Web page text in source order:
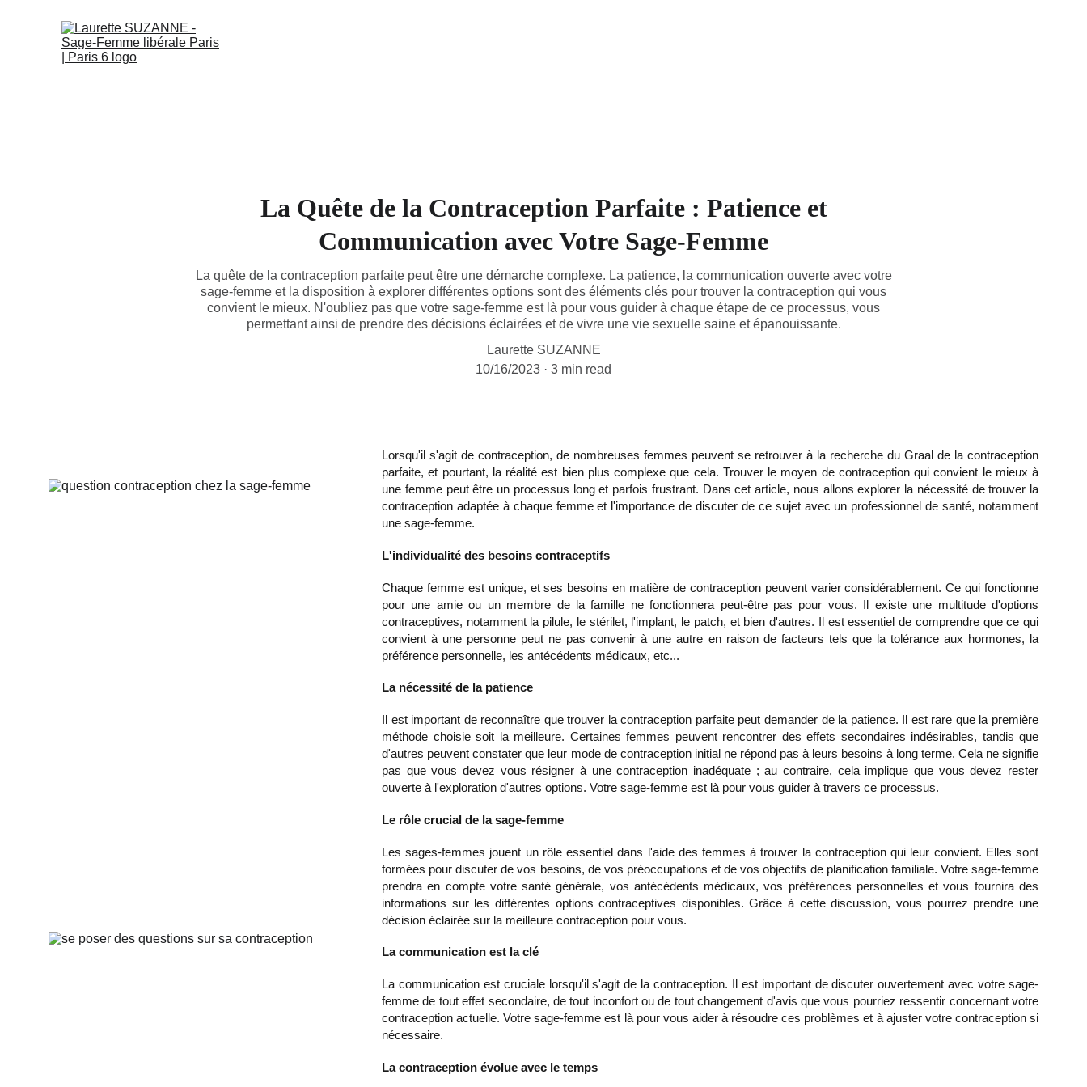
La Quête de la Contraception Parfaite : Patience et
Communication avec Votre Sage-Femme
La quête de la contraception parfaite peut être une démarche complexe. La patience, la communication ouverte avec votre
sage-femme et la disposition à explorer différentes options sont des éléments clés pour trouver la contraception qui vous
convient le mieux. N'oubliez pas que votre sage-femme est là pour vous guider à chaque étape de ce processus, vous
permettant ainsi de prendre des décisions éclairées et de vivre une vie sexuelle saine et épanouissante.
Laurette SUZANNE
10/16/2023
3 min read
Lorsqu'il s'agit de contraception, de nombreuses femmes peuvent se retrouver à la recherche du Graal de la contraception
parfaite, et pourtant, la réalité est bien plus complexe que cela. Trouver le moyen de contraception qui convient le mieux à
une femme peut être un processus long et parfois frustrant. Dans cet article, nous allons explorer la nécessité de trouver la
contraception adaptée à chaque femme et l'importance de discuter de ce sujet avec un professionnel de santé, notamment
une sage-femme.
L'individualité des besoins contraceptifs
Chaque femme est unique, et ses besoins en matière de contraception peuvent varier considérablement. Ce qui fonctionne
pour une amie ou un membre de la famille ne fonctionnera peut-être pas pour vous. Il existe une multitude d'options
contraceptives, notamment la pilule, le stérilet, l'implant, le patch, et bien d'autres. Il est essentiel de comprendre que ce qui
convient à une personne peut ne pas convenir à une autre en raison de facteurs tels que la tolérance aux hormones, la
préférence personnelle, les antécédents médicaux, etc...
La nécessité de la patience
Il est important de reconnaître que trouver la contraception parfaite peut demander de la patience. Il est rare que la première
méthode choisie soit la meilleure. Certaines femmes peuvent rencontrer des effets secondaires indésirables, tandis que
d'autres peuvent constater que leur mode de contraception initial ne répond pas à leurs besoins à long terme. Cela ne signifie
pas que vous devez vous résigner à une contraception inadéquate ; au contraire, cela implique que vous devez rester
ouverte à l'exploration d'autres options. Votre sage-femme est là pour vous guider à travers ce processus.
Le rôle crucial de la sage-femme
Les sages-femmes jouent un rôle essentiel dans l'aide des femmes à trouver la contraception qui leur convient. Elles sont
formées pour discuter de vos besoins, de vos préoccupations et de vos objectifs de planification familiale. Votre sage-femme
prendra en compte votre santé générale, vos antécédents médicaux, vos préférences personnelles et vous fournira des
informations sur les différentes options contraceptives disponibles. Grâce à cette discussion, vous pourrez prendre une
décision éclairée sur la meilleure contraception pour vous.
La communication est la clé
La communication est cruciale lorsqu'il s'agit de la contraception. Il est important de discuter ouvertement avec votre sage-
femme de tout effet secondaire, de tout inconfort ou de tout changement d'avis que vous pourriez ressentir concernant votre
contraception actuelle. Votre sage-femme est là pour vous aider à résoudre ces problèmes et à ajuster votre contraception si
nécessaire.
La contraception évolue avec le temps